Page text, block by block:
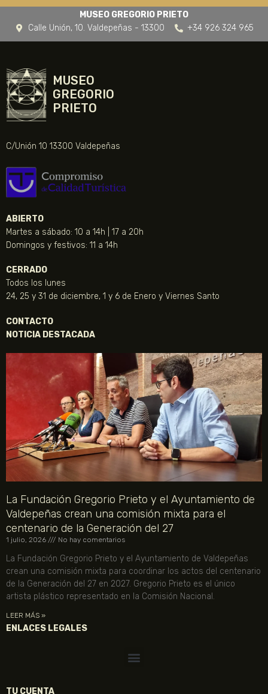
MUSEO GREGORIO PRIETO
Calle Unión, 10. Valdepeñas - 13300
+34 926 324 965
MUSEO
GREGORIO
PRIETO
C/Unión 10 13300 Valdepeñas
ABIERTO
Martes a sábado: 10 a 14h | 17 a 20h
Domingos y festivos: 11 a 14h
CERRADO
Todos los lunes
24, 25 y 31 de diciembre, 1 y 6 de Enero y Viernes Santo
CONTACTO
NOTICIA DESTACADA
La Fundación Gregorio Prieto y el Ayuntamiento de
Valdepeñas crean una comisión mixta para el
centenario de la Generación del 27
1 julio, 2026 No hay comentarios
La Fundación Gregorio Prieto y el Ayuntamiento de Valdepeñas
crean una comisión mixta para coordinar los actos del centenario
de la Generación del 27 en 2027. Gregorio Prieto es el único
artista plástico representado en la Comisión Nacional.
LEER MÁS »
ENLACES LEGALES
TU CUENTA